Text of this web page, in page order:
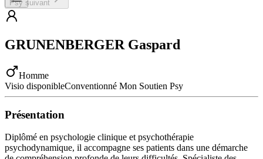
Psy suivant
GRUNENBERGER Gaspard
Homme
Visio disponibleConventionné Mon Soutien Psy
Présentation
Diplômé en psychologie clinique et psychothérapie
psychodynamique, il accompagne ses patients dans une démarche